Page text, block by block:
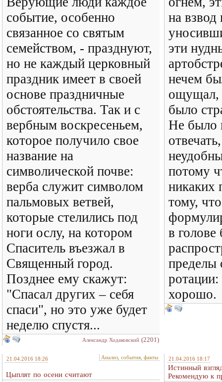
событие, особенно
связанное со святым
семейством, - празднуют,
но не каждый церковный
праздник имеет в своей
основе праздничные
обстоятельства. Так и с
вербным воскресеньем,
которое получило свое
название на
символической почве:
верба служит символом
пальмовых ветвей,
которые стелились под
ноги ослу, на котором
Спаситель въезжал в
Священный город.
Позднее ему скажут:
"Спасал других – себя
спаси", но это уже будет
неделю спустя...
Александр Ходаковский (2201)
на
эти
нечем
ощущал,
было
Не было
потому
никаких
тому,
в голове
пределы
хорошо.
21.04.2016 18:26 Анализ, события, факты
Цыплят по осени считают
21.04.2016 18:17
Истинный
Рекомендую к